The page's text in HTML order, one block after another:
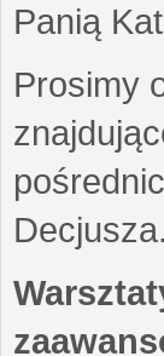
Panią
Prosimy
Decjusza.